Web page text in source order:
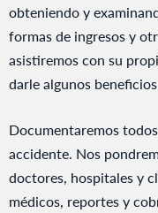
obteniendo y
formas de ingresos y
asistiremos con su
darle algunos
Documentaremos
accidente. Nos
doctores, hospitales y
médicos, reportes y